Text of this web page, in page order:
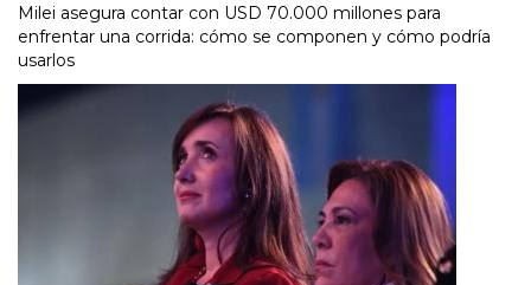
Milei asegura contar con USD 70.000 millones para
enfrentar una corrida: cómo se componen y cómo podría
usarlos